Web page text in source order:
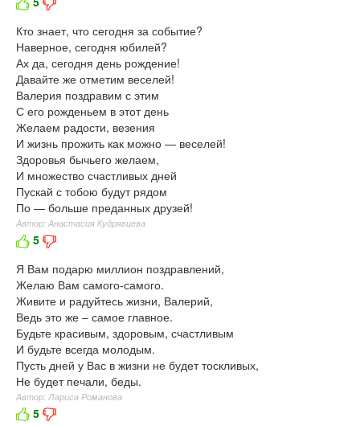
Кто знает, что сегодня за событие?
Наверное, сегодня юбилей?
Ах да, сегодня день рождение!
Давайте же отметим веселей!
Валерия поздравим с этим
С его рожденьем в этот день
Желаем радости, везения
И жизнь прожить как можно — веселей!
Здоровья бычьего желаем,
И множество счастливых дней
Пускай с тобою будут рядом
По — больше преданных друзей!
Автор: Анастасия Кудрявцева
5
Я Вам подарю миллион поздравлений,
Желаю Вам самого-самого.
Живите и радуйтесь жизни, Валерий,
Ведь это же – самое главное.
Будьте красивым, здоровым, счастливым
И будьте всегда молодым.
Пусть дней у Вас в жизни не будет тоскливых,
Не будет печали, беды.
Автор: Лариса Романова
5